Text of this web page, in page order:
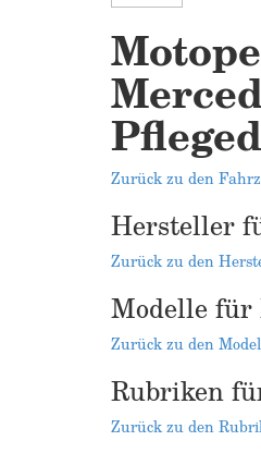
Zurück zu den
Hersteller
Zurück zu den
Modelle für
Zurück zu den
Rubriken
Zurück zu den